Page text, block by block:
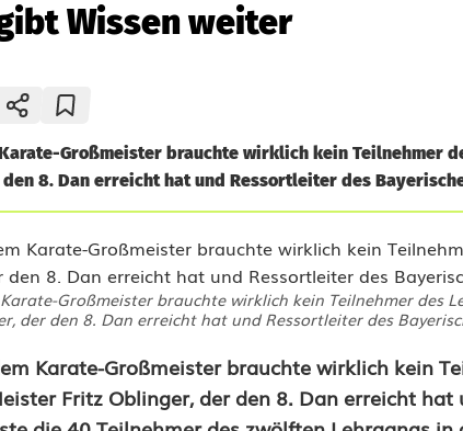
Wissen weiter
Großmeister brauchte wirklich kein Teilnehmer
8. Dan erreicht hat und Ressortleiter des
Großmeister brauchte wirklich kein Teilnehmer des
der den 8. Dan erreicht hat und Ressortleiter des
Karate-Großmeister brauchte wirklich kein
Fritz Oblinger, der den 8. Dan erreicht hat